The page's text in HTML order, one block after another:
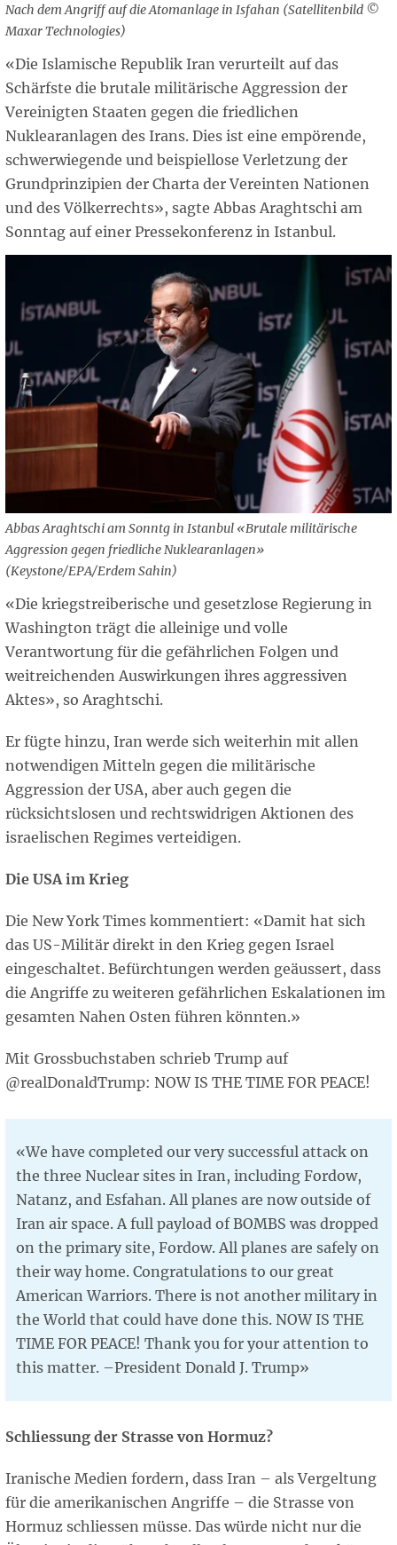
Nach dem Angriff auf die Atomanlage in Isfahan (Satellitenbild ©
Maxar Technologies)
«Die Islamische Republik Iran verurteilt auf das
Schärfste die brutale militärische Aggression der
Vereinigten Staaten gegen die friedlichen
Nuklearanlagen des Irans. Dies ist eine empörende,
schwerwiegende und beispiellose Verletzung der
Grundprinzipien der Charta der Vereinten Nationen
und des Völkerrechts», sagte Abbas Araghtschi am
Sonntag auf einer Pressekonferenz in Istanbul.
Abbas Araghtschi am Sonntg in Istanbul «Brutale militärische
Aggression gegen friedliche Nuklearanlagen»
(Keystone/EPA/Erdem Sahin)
«Die kriegstreiberische und gesetzlose Regierung in
Washington trägt die alleinige und volle
Verantwortung für die gefährlichen Folgen und
weitreichenden Auswirkungen ihres aggressiven
Aktes», so Araghtschi.
Er fügte hinzu, Iran werde sich weiterhin mit allen
notwendigen Mitteln gegen die militärische
Aggression der USA, aber auch gegen die
rücksichtslosen und rechtswidrigen Aktionen des
israelischen Regimes verteidigen.
Die USA im Krieg
Die New York Times kommentiert: «Damit hat sich
das US-Militär direkt in den Krieg gegen Israel
eingeschaltet. Befürchtungen werden geäussert, dass
die Angriffe zu weiteren gefährlichen Eskalationen im
gesamten Nahen Osten führen könnten.»
Mit Grossbuchstaben schrieb Trump auf
@realDonaldTrump: NOW IS THE TIME FOR PEACE!
«We have completed our very successful attack on
the three Nuclear sites in Iran, including Fordow,
Natanz, and Esfahan. All planes are now outside of
Iran air space. A full payload of BOMBS was dropped
on the primary site, Fordow. All planes are safely on
their way home. Congratulations to our great
American Warriors. There is not another military in
the World that could have done this. NOW IS THE
TIME FOR PEACE! Thank you for your attention to
this matter. –President Donald J. Trump»
Schliessung der Strasse von Hormuz?
Iranische Medien fordern, dass Iran – als Vergeltung
für die amerikanischen Angriffe – die Strasse von
Hormuz schliessen müsse. Das würde nicht nur die